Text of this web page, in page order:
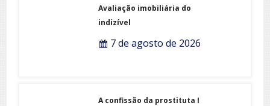
Avaliação imobiliária do
indizível
7 de agosto de 2026
A confissão da prostituta I